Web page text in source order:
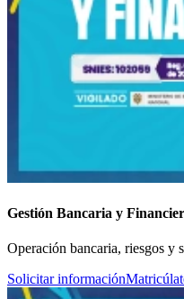
Gestión Bancaria y
Operación bancaria, riesgos y
Solicitar información